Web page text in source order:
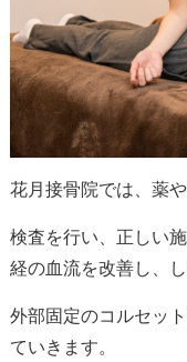
花月接骨院では、薬
検査を行い、正しい
経の血流を改善し、
外部固定のコルセッ
ていきます。